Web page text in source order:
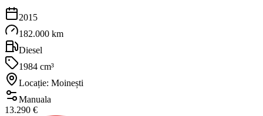
2015
182.000 km
Diesel
1984 cm³
Locație: Moinești
Manuala
13.290 €